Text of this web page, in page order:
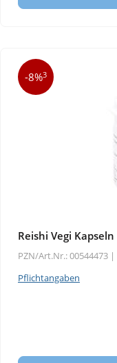
-8%3
Reishi Vegi Kapseln
PZN/Art.Nr.: 00544473 |
Pflichtangaben